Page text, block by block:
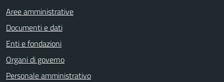
Aree amministrative
Documenti e dati
Enti e fondazioni
Organi di governo
Personale amministrativo